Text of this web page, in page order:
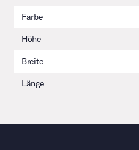
Farbe
Höhe
Breite
Länge